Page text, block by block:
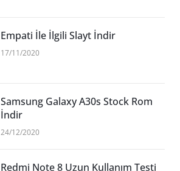
Empati İle İlgili Slayt İndir
17/11/2020
Samsung Galaxy A30s Stock Rom
İndir
24/12/2020
Redmi Note 8 Uzun Kullanım Testi